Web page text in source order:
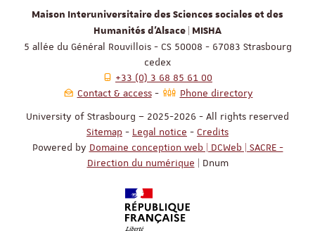
Maison Interuniversitaire des Sciences sociales et des
Humanités d'Alsace | MISHA
5 allée du Général Rouvillois - CS 50008 - 67083 Strasbourg
cedex
+33 (0) 3 68 85 61 00
Contact & access
Phone directory
University of Strasbourg – 2025-2026 - All rights reserved
Sitemap - Legal notice - Credits
Powered by Domaine conception web | DCWeb | SACRE -
Direction du numérique | Dnum